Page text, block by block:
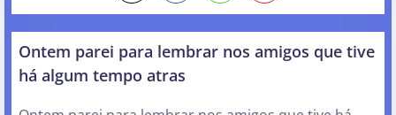
Ontem parei para lembrar nos amigos que tive
há algum tempo atras